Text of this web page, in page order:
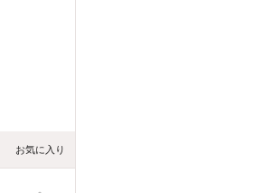
お気に入り